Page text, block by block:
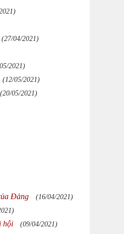
(27/04/2021)
2021)
(12/05/2021)
(20/05/2021)
Đảng (16/04/2021)
hội (09/04/2021)